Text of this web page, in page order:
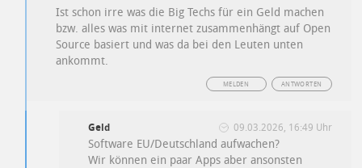
Ist schon irre was die Big Techs für ein Geld machen
bzw. alles was mit internet zusammenhängt auf Open
Source basiert und was da bei den Leuten unten
ankommt.
ANTWORTEN
MELDEN
Geld 09.03.2026, 16:49 Uhr
Software EU/Deutschland aufwachen?
Wir können ein paar Apps aber ansonsten